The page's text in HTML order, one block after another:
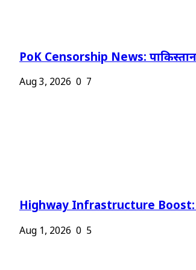
PoK Censorship News:
Aug 3, 2026 0 7
Highway Infrastructure Boost:
Aug 1, 2026 0 5